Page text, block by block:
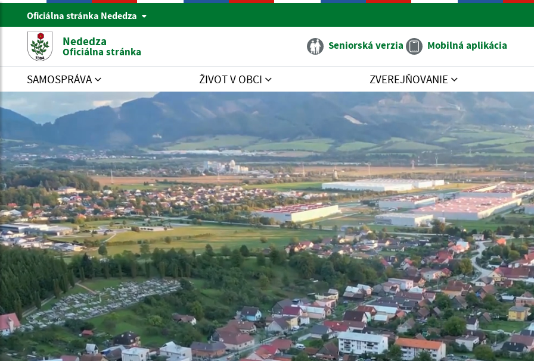
Oficiálna stránka Nededza
Nededza
Oficiálna stránka Seniorská verzia Mobilná aplikácia
SAMOSPRÁVA ŽIVOT V OBCI ZVEREJŇOVANIE